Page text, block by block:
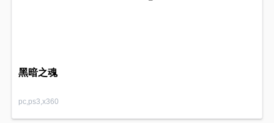
黑暗之魂
pc,ps3,x360